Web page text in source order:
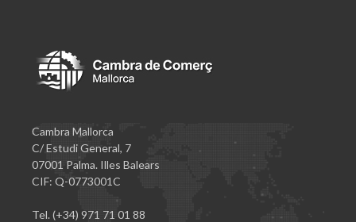
Cambra Mallorca
C/ Estudi General, 7
07001 Palma. Illes Balears
CIF: Q-0773001C
Tel. (+34) 971 71 01 88